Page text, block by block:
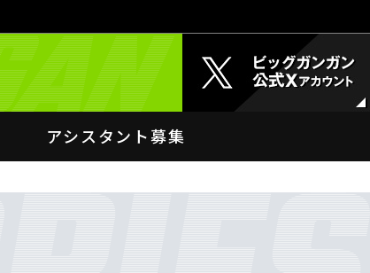
アシスタント募集